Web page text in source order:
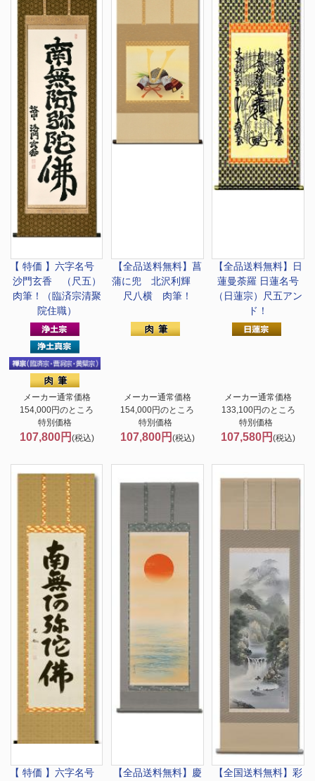
【 特価 】六字名号
沙門玄香 （尺五）
肉筆！（臨済宗清聚
院住職）
メーカー通常価格
154,000円のところ
特別価格
107,800円 (税込)
【全品送料無料】 菖
蒲に兜 北沢利輝
尺八横 肉筆！
メーカー通常価格
154,000円のところ
特別価格
107,800円 (税込)
【全品送料無料】
日
蓮曼荼羅 日蓮名号
（日蓮宗）尺五アン
ド！
メーカー通常価格
133,100円のところ
特別価格
107,580円(税込)
【 特価 】六字名号
【全品送料無料】慶
【全国送料無料】彩